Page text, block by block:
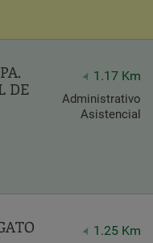
DE
1.17 Km
Administrativo
Asistencial
1.25 Km